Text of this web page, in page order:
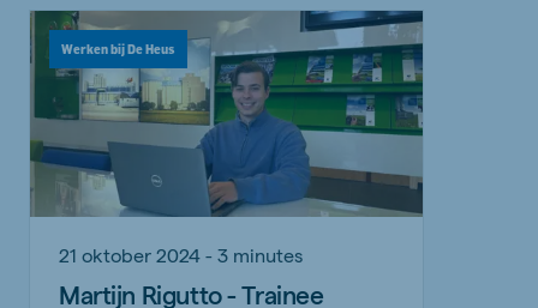
Werken bij De Heus
21 oktober 2024 - 3 minutes
Martijn Rigutto - Trainee